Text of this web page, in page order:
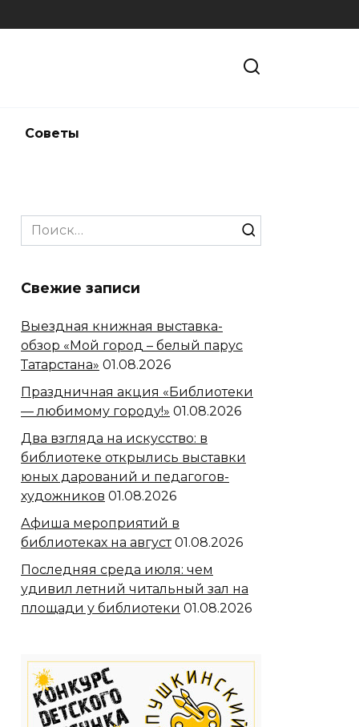
Советы
Search
for:
Свежие записи
Выездная книжная выставка-
обзор «Мой город – белый парус
Татарстана» 01.08.2026
Праздничная акция «Библиотеки
— любимому городу!» 01.08.2026
Два взгляда на искусство: в
библиотеке открылись выставки
юных дарований и педагогов-
художников 01.08.2026
Афиша мероприятий в
библиотеках на август 01.08.2026
Последняя среда июля: чем
удивил летний читальный зал на
площади у библиотеки 01.08.2026